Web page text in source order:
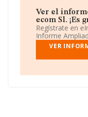
comercial. La
Mercantil como
CNAE como
de importación y/o
La compañía
identificación fiscal
Vilabertran, en
Ver el
ecom Sl. ¡Es
Regístrate en
Informe
VER